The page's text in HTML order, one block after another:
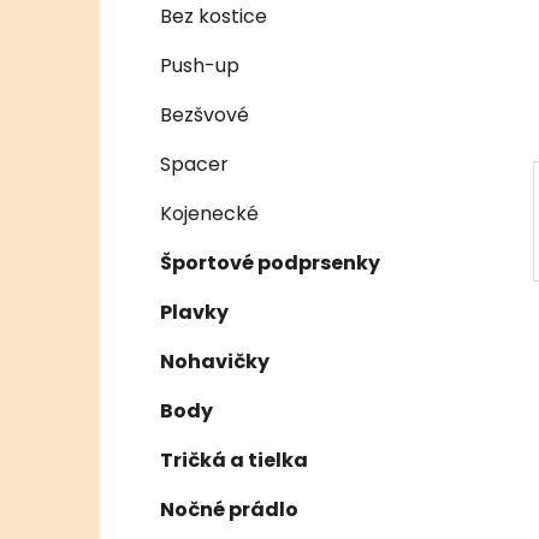
Bez kostice
Push-up
Bezšvové
Spacer
Kojenecké
Športové podprsenky
Plavky
Nohavičky
Body
Tričká a tielka
Nočné prádlo